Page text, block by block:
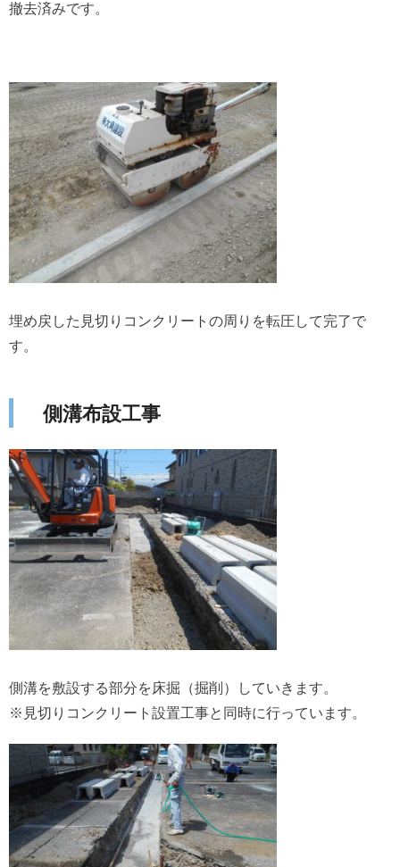
撤去済みです。
埋め戻した見切りコンクリートの周りを転圧して完了で
す。
側溝布設工事
側溝を敷設する部分を床掘（掘削）していきます。
※見切りコンクリート設置工事と同時に行っています。